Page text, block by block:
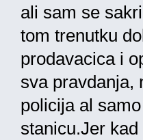
ali sam se
tom trenutku
prodavacica i
sva pravdanja,
policija al
stanicu.Jer